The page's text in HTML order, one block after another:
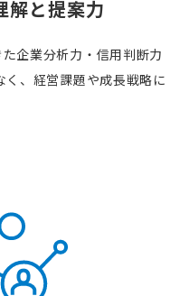
解と提案力
企業分析力・信用判断力
、経営課題や成長戦略に